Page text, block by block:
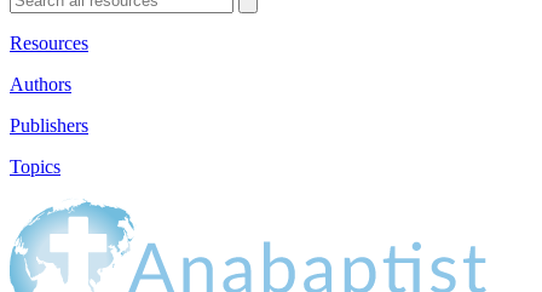
Resources
Authors
Publishers
Topics